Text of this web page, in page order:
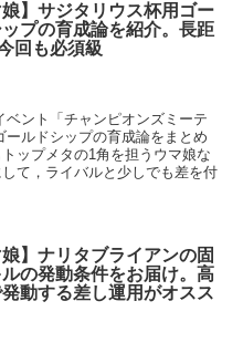
娘】サジタリウス杯用ゴー
プの育成論を紹介。長距
回も必須級
ベント「チャンピオンズミーテ
ールドシップの育成論をまとめ
ップメタの1角を担うウマ娘な
て，ライバルと少しでも差を付
娘】ナリタブライアンの固
の発動条件をお届け。高
動する差し運用がオスス